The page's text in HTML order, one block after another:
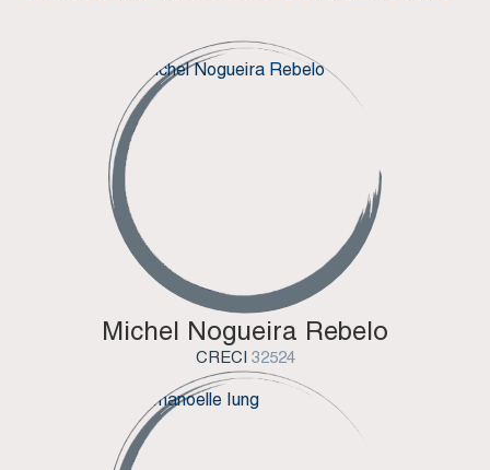
Michel Nogueira Rebelo
CRECI 32524